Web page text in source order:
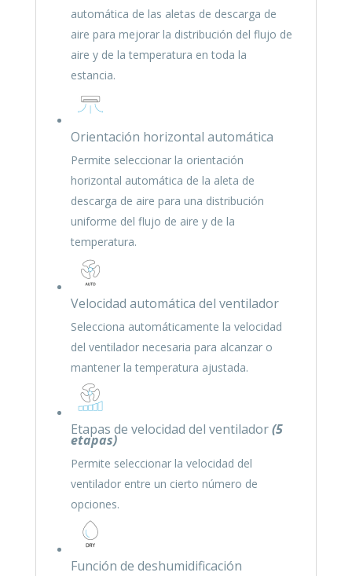
automática de las aletas de descarga de
aire para mejorar la distribución del flujo de
aire y de la temperatura en toda la
estancia.
Orientación horizontal automática
Permite seleccionar la orientación
horizontal automática de la aleta de
descarga de aire para una distribución
uniforme del flujo de aire y de la
temperatura.
Velocidad automática del ventilador
Selecciona automáticamente la velocidad
del ventilador necesaria para alcanzar o
mantener la temperatura ajustada.
Etapas de velocidad del ventilador(5
etapas)
Permite seleccionar la velocidad del
ventilador entre un cierto número de
opciones.
Función de deshumidificación